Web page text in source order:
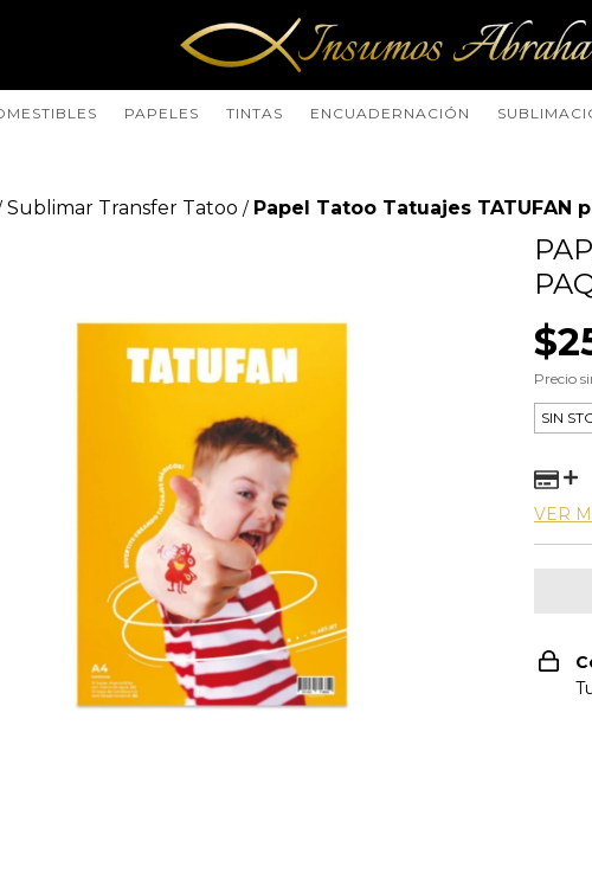
PAPELES TINTAS ENCUADERNACIÓN
Sublimar Transfer Tatoo / Papel Tatoo Tatuajes TATUFAN
Precio
SIN
VER